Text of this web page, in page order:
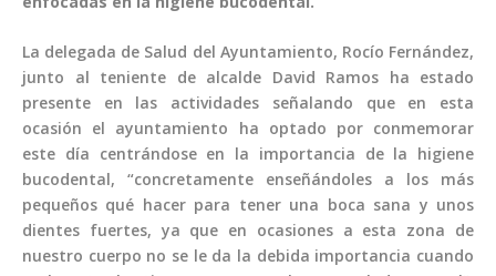
La delegada de Salud del Ayuntamiento, Rocío Fernández,
junto al teniente de alcalde David Ramos ha estado
presente en las actividades señalando que en esta
ocasión el ayuntamiento ha optado por conmemorar
este día centrándose en la importancia de la higiene
bucodental, “concretamente enseñándoles a los más
pequeños qué hacer para tener una boca sana y unos
dientes fuertes, ya que en ocasiones a esta zona de
nuestro cuerpo no se le da la debida importancia cuando